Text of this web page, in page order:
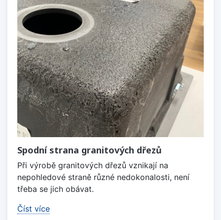
Spodní strana granitových dřezů
Při výrobě granitových dřezů vznikají na
nepohledové straně různé nedokonalosti, není
třeba se jich obávat.
Číst více